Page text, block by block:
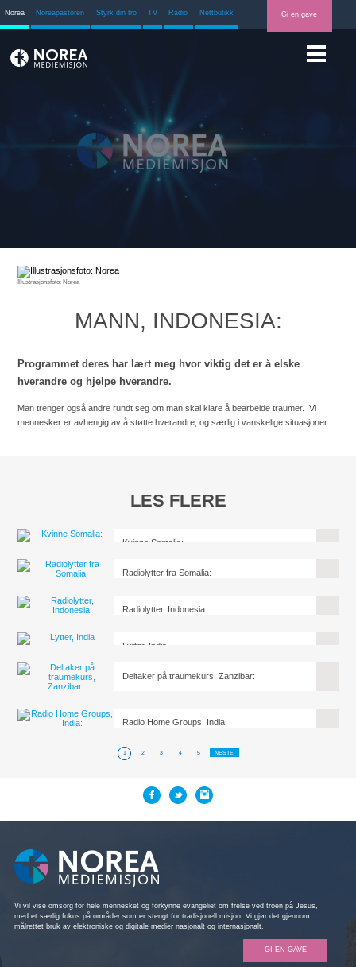
Norea Noreapastoren Styrk din tro TV Radio Nettbutikk Gi en gave
Illustrasjonsfoto: Norea
MANN, INDONESIA:
Programmet deres har lært meg hvor viktig det er å elske
hverandre og hjelpe hverandre.
Man trenger også andre rundt seg om man skal klare å bearbeide traumer. Vi
mennesker er avhengig av å støtte hverandre, og særlig i vanskelige situasjoner.
LES FLERE
Kvinne Somalia:
Radiolytter fra Somalia:
Radiolytter, Indonesia:
Lytter, India
Deltaker på traumekurs, Zanzibar:
Radio Home Groups, India:
1 2 3 4 5 NESTE
Vi vil vise omsorg for hele mennesket og forkynne evangeliet om frelse ved troen på Jesus,
med et særlig fokus på områder som er stengt for tradisjonell misjon. Vi gjør det gjennom
målrettet bruk av elektroniske og digitale medier nasjonalt og internasjonalt.
GI EN GAVE